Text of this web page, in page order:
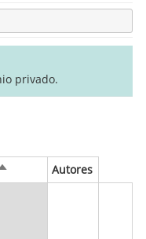
privado.
Autores